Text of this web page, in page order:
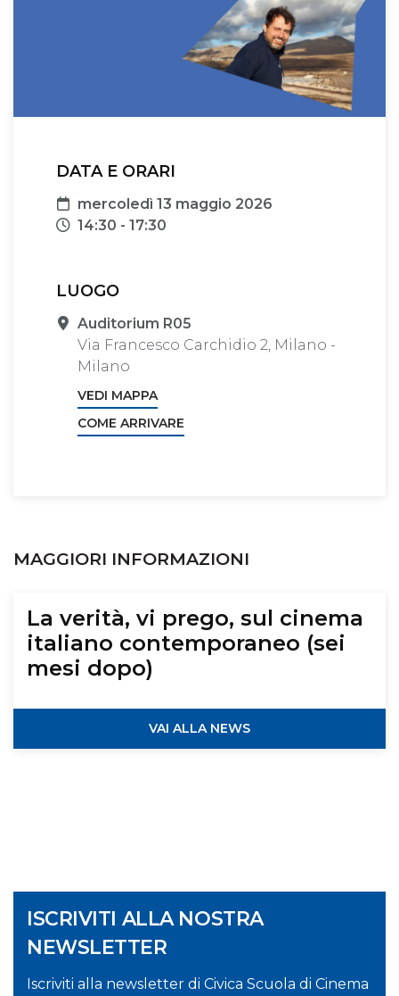
DATA E ORARI
Data
mercoledì 13 maggio 2026
Orari
14:30 - 17:30
LUOGO
Sede
Auditorium R05
Via Francesco Carchidio 2, Milano -
Milano
VEDI MAPPA
COME ARRIVARE
MAGGIORI INFORMAZIONI
La verità, vi prego, sul cinema
italiano contemporaneo (sei
mesi dopo)
VAI ALLA NEWS
ISCRIVITI ALLA NOSTRA
NEWSLETTER
Iscriviti alla newsletter di Civica Scuola di Cinema